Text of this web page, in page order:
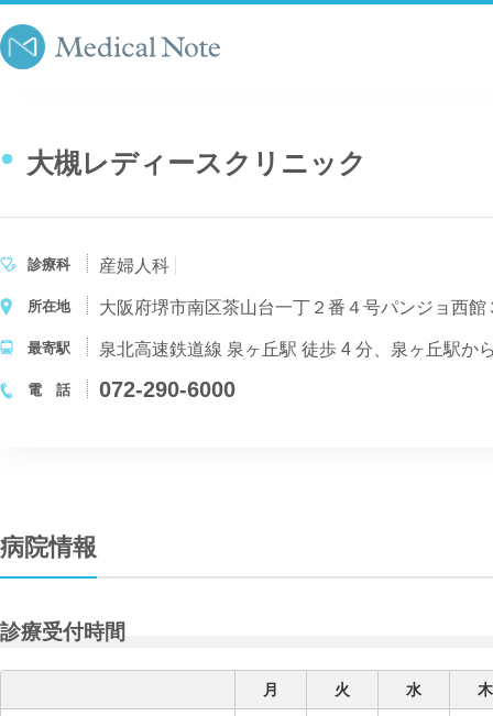
大槻レディースクリニック
診療科 産婦人科
所在地 大阪府堺市南区茶山台一丁２番４号パンジョ西館
最寄駅 泉北高速鉄道線 泉ヶ丘駅 徒歩 4 分、泉ヶ丘駅か
電 話 072-290-6000
病院情報
診療受付時間
月 火 水 木